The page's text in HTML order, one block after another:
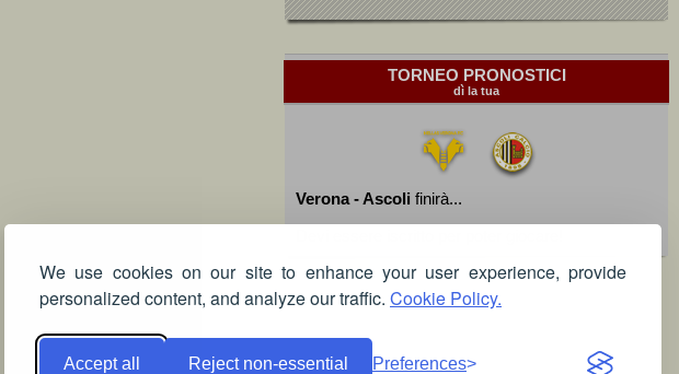
We use cookies on our site to enhance your user experience, provide
personalized content, and analyze our traffic. Cookie Policy.
Accept all Reject non-essential Preferences
TORNEO PRONOSTICI
dì la tua
Verona - Ascoli finirà...